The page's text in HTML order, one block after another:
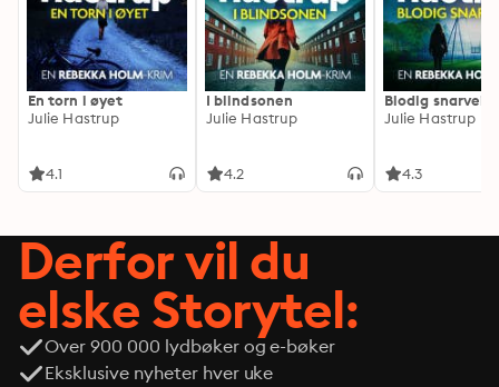
En torn i øyet
Julie Hastrup
4.1
I blindsonen
Julie Hastrup
4.2
Blodig snarvei
Julie Hastrup
4.3
Derfor vil du
elske Storytel:
Over 900 000 lydbøker og e-bøker
Eksklusive nyheter hver uke